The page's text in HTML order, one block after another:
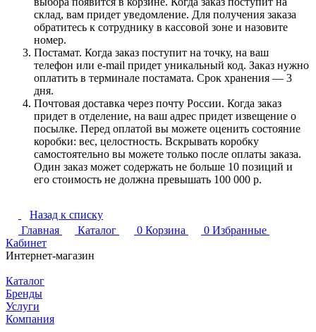
склад, вам придет уведомление. Для получения заказа
обратитесь к сотруднику в кассовой зоне и назовите
номер.
Постамат. Когда заказ поступит на точку, на ваш
телефон или e-mail придет уникальный код. Заказ нужно
оплатить в терминале постамата. Срок хранения — 3
дня.
Почтовая доставка через почту России. Когда заказ
придет в отделение, на ваш адрес придет извещение о
посылке. Перед оплатой вы можете оценить состояние
коробки: вес, целостность. Вскрывать коробку
самостоятельно вы можете только после оплаты заказа.
Один заказ может содержать не больше 10 позиций и
его стоимость не должна превышать 100 000 р.
Назад к списку
Главная
Каталог 0 Корзина 0 Избранные
Кабинет
Интернет-магазин
Каталог
Бренды
Услуги
Компания